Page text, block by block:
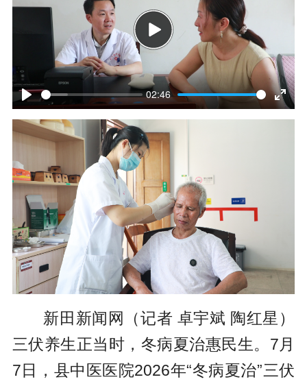
P
l
a
y
02:46
E
u
l
l
s
c
l
a
y
新田新闻网（记者 卓宇斌 陶红星）
三伏养生正当时，冬病夏治惠民生。7月
7日，县中医医院2026年“冬病夏治”三伏